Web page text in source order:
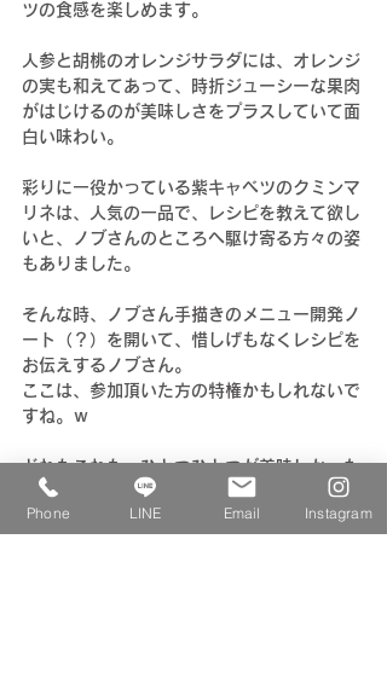
ツの食感を楽しめます。
人参と胡桃のオレンジサラダには、オレンジ
の実も和えてあって、時折ジューシーな果肉
がはじけるのが美味しさをプラスしていて面
白い味わい。
彩りに一役かっている紫キャベツのクミンマ
リネは、人気の一品で、レシピを教えて欲し
いと、ノブさんのところへ駆け寄る方々の姿
もありました。
そんな時、ノブさん手描きのメニュー開発ノ
ート（？）を開いて、惜しげもなくレシピを
お伝えするノブさん。
ここは、参加頂いた方の特権かもしれないで
すね。ｗ
どれもこれも、ひとつひとつが美味しかった
のですが、私の中でナンバーワンに輝いたの
は！
Phone LINE Email Instagram